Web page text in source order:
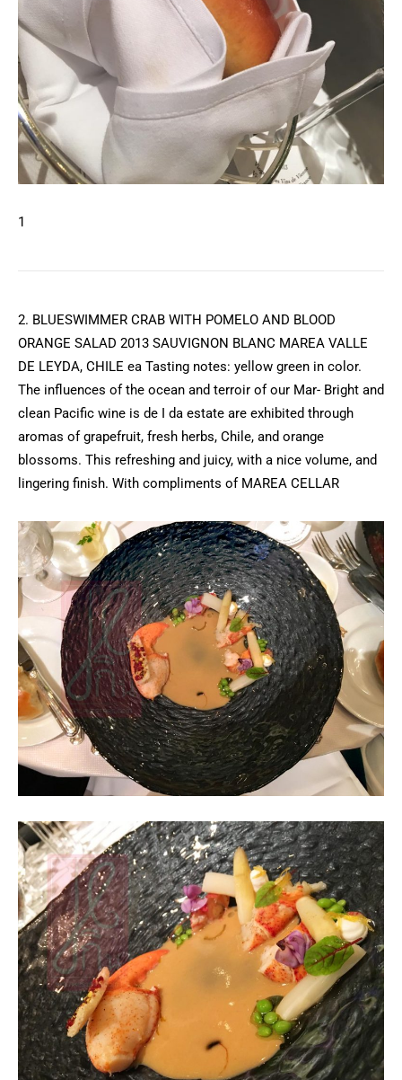
1
2. BLUESWIMMER CRAB WITH POMELO AND BLOOD
ORANGE SALAD 2013 SAUVIGNON BLANC MAREA VALLE
DE LEYDA, CHILE ea Tasting notes: yellow green in color.
The influences of the ocean and terroir of our Mar- Bright and
clean Pacific wine is de I da estate are exhibited through
aromas of grapefruit, fresh herbs, Chile, and orange
blossoms. This refreshing and juicy, with a nice volume, and
lingering finish. With compliments of MAREA CELLAR